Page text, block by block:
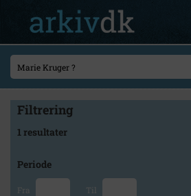
Filtrering
1 resultater
Periode
Fra Til